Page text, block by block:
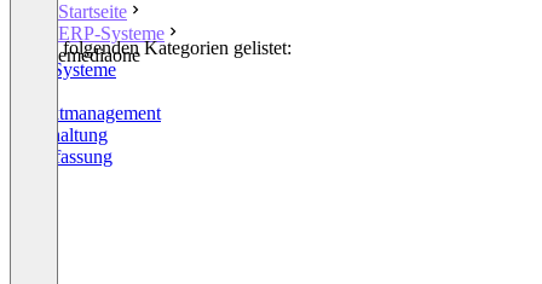
Startseite
ERP-Systeme
emediaone
In den folgenden Kategorien gelistet:
ERP-Systeme
Projektmanagement
Buchhaltung
Zeiterfassung